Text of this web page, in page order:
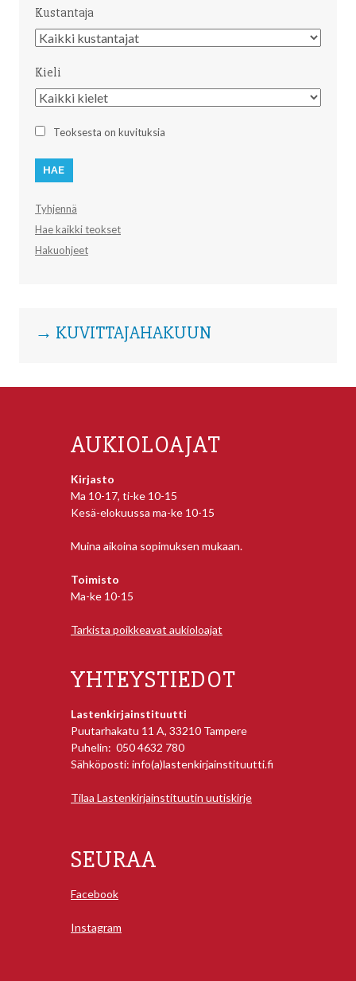
Kustantaja
Kustantaja
Kieli
Kieli
Teoksesta on kuvituksia
Tyhjennä
Hae kaikki teokset
Hakuohjeet
→ KUVITTAJAHAKUUN
AUKIOLOAJAT
Kirjasto
Ma 10-17, ti-ke 10-15
Kesä-elokuussa ma-ke 10-15
Muina aikoina sopimuksen mukaan.
Toimisto
Ma-ke 10-15
Tarkista poikkeavat aukioloajat
YHTEYSTIEDOT
Lastenkirjainstituutti
Puutarhakatu 11 A, 33210 Tampere
Puhelin: 050 4632 780
Sähköposti: info(a)lastenkirjainstituutti.fi
Tilaa Lastenkirjainstituutin uutiskirje
SEURAA
Facebook
Instagram